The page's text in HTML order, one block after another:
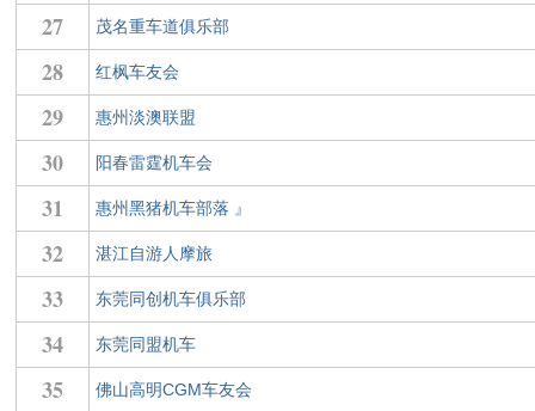
27 茂名重车道俱乐部
28 红枫车友会
29 惠州淡澳联盟
30 阳春雷霆机车会
31 惠州黑猪机车部落 』
32 湛江自游人摩旅
33 东莞同创机车俱乐部
34 东莞同盟机车
35 佛山高明CGM车友会